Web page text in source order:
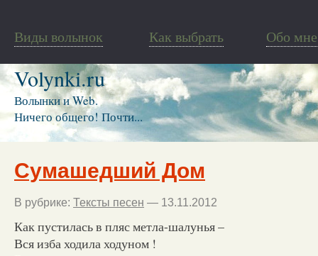
Виды волынок Как выбрать Обо мне
Volynki.ru
Волынки и Web.
Ничего общего! Почти...
Сумашедший Дом
В рубрике: Тексты песен — 13.11.2012
Как пустилась в пляс метла-шалунья –
Вся изба ходила ходуном !